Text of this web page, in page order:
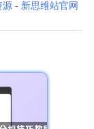
- 新思维站官网